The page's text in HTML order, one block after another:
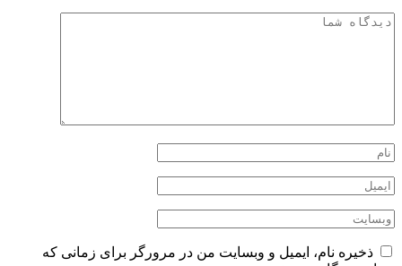
ذخیره نام، ایمیل و وبسایت من در مرورگر برای زمانی که